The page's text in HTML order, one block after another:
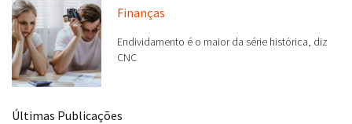
Finanças
Endividamento é o maior da série histórica, diz
CNC
Últimas Publicações